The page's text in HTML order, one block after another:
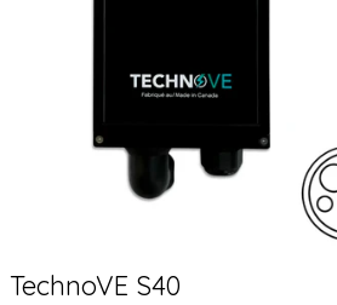
TechnoVE S40